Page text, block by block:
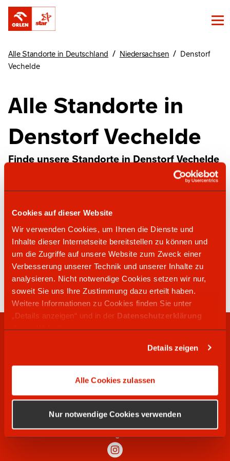
Cookies auf dieser Website
Wir verwenden Cookies, um Ihnen die Dienste und
Inhalte dieser Internetseite bereitstellen zu können und
um die Zugriffe auf unsere Website zum Zweck einer
Verbesserung unserer Technik und unserer Inhalte zu
analysieren. Nicht notwendige Cookies setzen wir nur,
soweit Sie uns Ihre Zustimmung dazu erteilt haben.
Weitere Informationen zu Cookies finden Sie unter
„Details anzeigen“ und in der Datenschutzerklärung
dieser Website.
Details zeigen
Alle Cookies zulassen
Nur notwendige Cookies verwenden
Alle Standorte in Deutschland / Niedersachsen / Denstorf
Vechelde
Alle Standorte in
Denstorf Vechelde
Finde unsere Standorte in Denstorf Vechelde
05302 6608
Heerstraße 2
38159Denstorf Vechelde
SOCIAL MEDIA